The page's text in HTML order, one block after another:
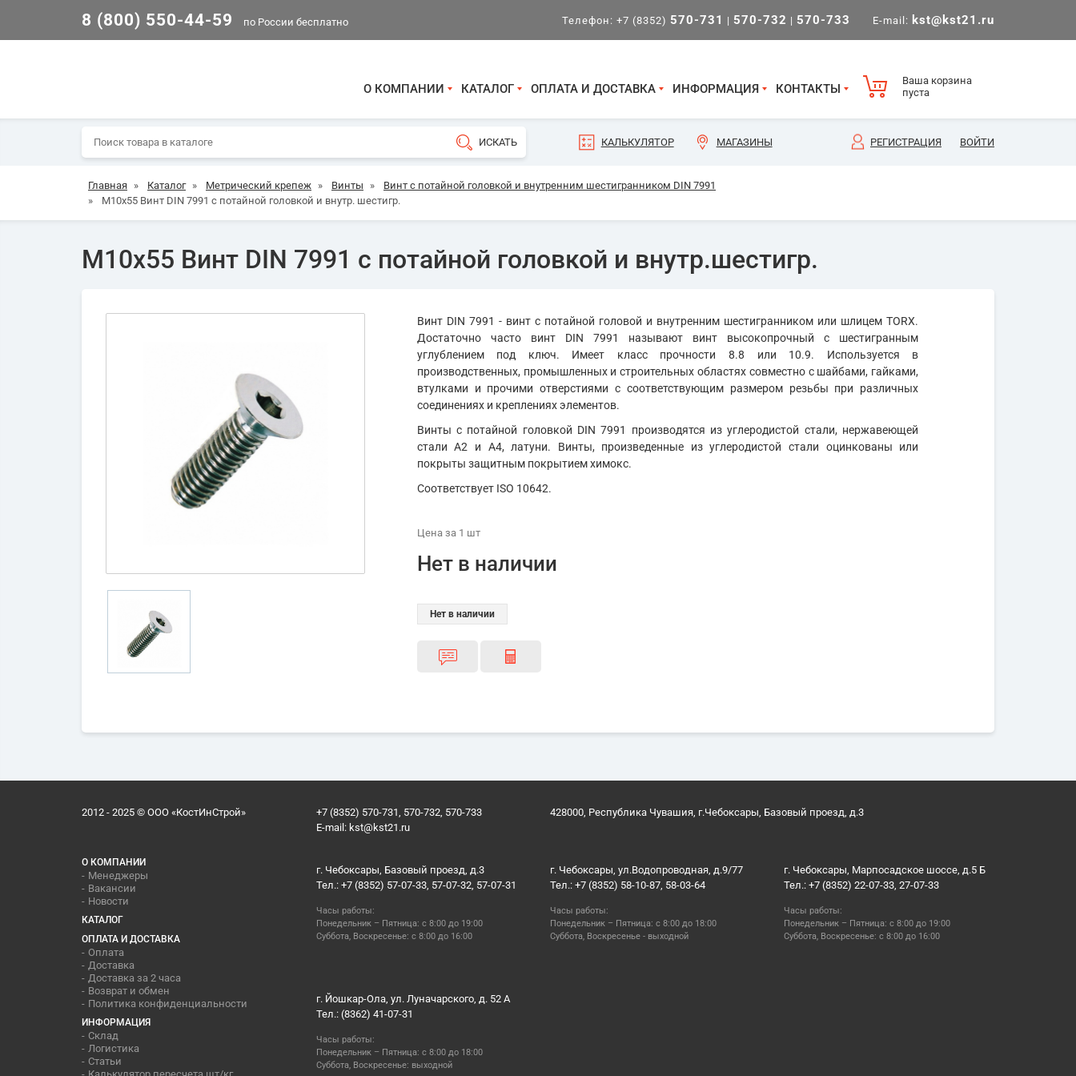
8 (800) 550-44-59 по России бесплатно Телефон: +7 (8352) 570-731 | 570-732 | 570-733 E-mail: kst@kst21.ru
О КОМПАНИИ КАТАЛОГ ОПЛАТА И ДОСТАВКА ИНФОРМАЦИЯ КОНТАКТЫ
Ваша корзина
пуста
КАЛЬКУЛЯТОР МАГАЗИНЫ РЕГИСТРАЦИЯ ВОЙТИ
Главная » Каталог » Метрический крепеж » Винты »
Винт с потайной головкой и внутренним шестигранником DIN 7991
»
М10х55 Винт DIN 7991 с потайной головкой и внутр. шестигр.
М10х55 Винт DIN 7991 с потайной головкой и внутр.шестигр.
Винт DIN 7991 - винт с потайной головой и внутренним шестигранником или шлицем TORX.
Достаточно часто винт DIN 7991 называют винт высокопрочный с шестигранным
углублением под ключ. Имеет класс прочности 8.8 или 10.9. Используется в
производственных, промышленных и строительных областях совместно с шайбами, гайками,
втулками и прочими отверстиями с соответствующим размером резьбы при различных
соединениях и креплениях элементов.
Винты с потайной головкой DIN 7991 производятся из углеродистой стали, нержавеющей
стали А2 и А4, латуни. Винты, произведенные из углеродистой стали оцинкованы или
покрыты защитным покрытием химокс.
Соответствует ISO 10642.
Цена за 1 шт
Нет в наличии
Нет в наличии
2012 - 2025 © ООО «КостИнСтрой»
+7 (8352) 570-731, 570-732, 570-733
E-mail: kst@kst21.ru
428000, Республика Чувашия, г.Чебоксары, Базовый проезд, д.3
О КОМПАНИИ
Менеджеры
Вакансии
Новости
КАТАЛОГ
ОПЛАТА И ДОСТАВКА
Оплата
Доставка
Доставка за 2 часа
Возврат и обмен
Политика конфиденциальности
ИНФОРМАЦИЯ
Склад
Логистика
Статьи
г. Чебоксары, Базовый проезд, д.3
Тел.: +7 (8352) 57-07-33, 57-07-32, 57-07-31
Часы работы:
Понедельник – Пятница: с 8:00 до 19:00
Суббота, Воскресенье: с 8:00 до 16:00
г. Чебоксары, ул.Водопроводная, д.9/77
Тел.: +7 (8352) 58-10-87, 58-03-64
Часы работы:
Понедельник – Пятница: с 8:00 до 18:00
Суббота, Воскресенье - выходной
г. Чебоксары, Марпосадское шоссе, д.5 Б
Тел.: +7 (8352) 22-07-33, 27-07-33
Часы работы:
Понедельник – Пятница: с 8:00 до 19:00
Суббота, Воскресенье: с 8:00 до 16:00
г. Йошкар-Ола, ул. Луначарского, д. 52 А
Тел.: (8362) 41-07-31
Часы работы:
Понедельник – Пятница: с 8:00 до 18:00
Суббота, Воскресенье: выходной